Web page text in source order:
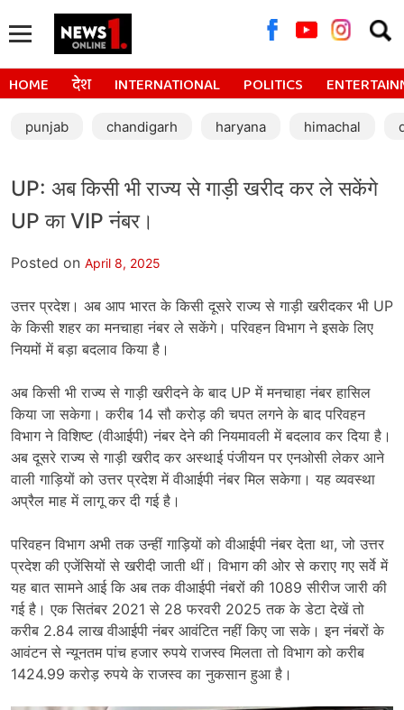
for:
HOME देश INTERNATIONAL POLITICS
punjab chandigarh haryana himachal
UP: अब किसी भी राज्य से गाड़ी खरीद कर ले सकेंगे
UP का VIP नंबर।
Posted on April 8, 2025
उत्तर प्रदेश। अब आप भारत के किसी दूसरे राज्य से गाड़ी खरीदकर भी UP
के किसी शहर का मनचाहा नंबर ले सकेंगे। परिवहन विभाग ने इसके लिए
नियमों में बड़ा बदलाव किया है।
अब किसी भी राज्य से गाड़ी खरीदने के बाद UP में मनचाहा नंबर हासिल
किया जा सकेगा। करीब 14 सौ करोड़ की चपत लगने के बाद परिवहन
विभाग ने विशिष्ट (वीआईपी) नंबर देने की नियमावली में बदलाव कर दिया है।
अब दूसरे राज्य से गाड़ी खरीद कर अस्थाई पंजीयन पर एनओसी लेकर आने
वाली गाड़ियों को उत्तर प्रदेश में वीआईपी नंबर मिल सकेगा। यह व्यवस्था
अप्रैल माह में लागू कर दी गई है।
परिवहन विभाग अभी तक उन्हीं गाड़ियों को वीआईपी नंबर देता था, जो उत्तर
प्रदेश की एजेंसियों से खरीदी जाती थीं। विभाग की ओर से कराए गए सर्वे में
यह बात सामने आई कि अब तक वीआईपी नंबरों की 1089 सीरीज जारी की
गई है। एक सितंबर 2021 से 28 फरवरी 2025 तक के डेटा देखें तो
करीब 2.84 लाख वीआईपी नंबर आवंटित नहीं किए जा सके। इन नंबरों के
आवंटन से न्यूनतम पांच हजार रुपये राजस्व मिलता तो विभाग को करीब
1424.99 करोड़ रुपये के राजस्व का नुकसान हुआ है।